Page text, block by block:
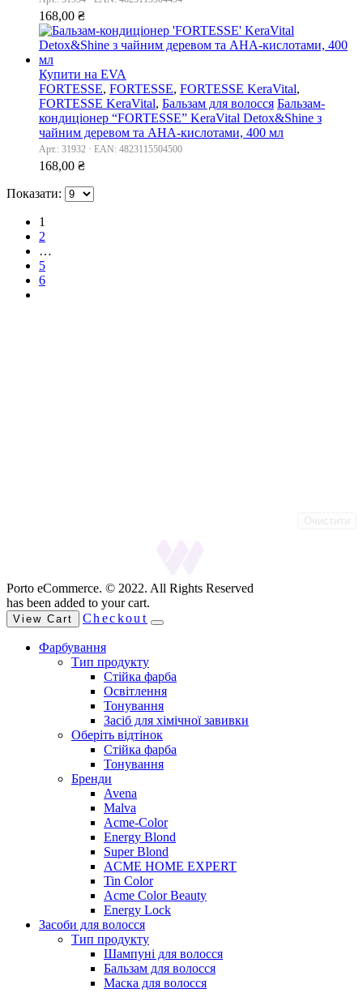
168,00 ₴
Купити на EVA
FORTESSE, FORTESSE, FORTESSE KeraVital,
FORTESSE KeraVital, Бальзам для волосся Бальзам-
кондиціонер “FORTESSE” KeraVital Detox&Shine з
чайним деревом та AHA-кислотами, 400 мл
Арт.: 31932 · EAN: 4823115504500
168,00 ₴
Показати:
1
2
…
5
6
Porto eCommerce. © 2022. All Rights Reserved
has been added to your cart.
View Cart Checkout
Фарбування
Тип продукту
Стійка фарба
Освітлення
Тонування
Засіб для хімічної завивки
Оберіть відтінок
Стійка фарба
Тонування
Бренди
Avena
Malva
Acme-Color
Energy Blond
Super Blond
ACME HOME EXPERT
Tin Color
Acme Color Beauty
Energy Lock
Засоби для волосся
Тип продукту
Шампуні для волосся
Бальзам для волосся
Маска для волосся